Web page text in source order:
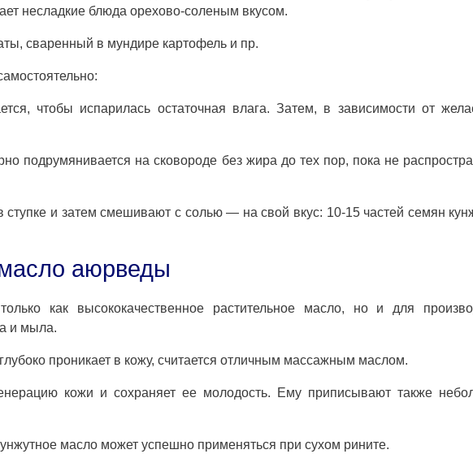
несладкие блюда орехово-соленым вкусом.
сваренный в мундире картофель и пр.
чтобы испарилась остаточная влага. Затем, в зависимости от
подрумянивается на сковороде без жира до тех пор, пока не
и затем смешивают с солью — на свой вкус: 10-15 частей семян
аюрведы
как высококачественное растительное масло, но и для
и мыла.
проникает в кожу, считается отличным массажным маслом.
кожи и сохраняет ее молодость. Ему приписывают также
масло может успешно применяться при сухом рините.